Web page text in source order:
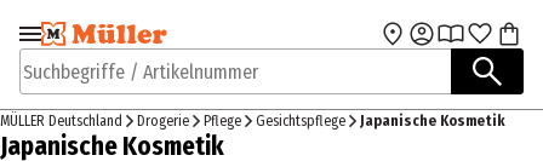
Zur Navigation
springen
Zum Hauptinhalt
Suchbegriffe / Artikelnummer
MÜLLER Deutschland Drogerie Pflege Gesichtspflege Japanische Kosmetik
Japanische Kosmetik